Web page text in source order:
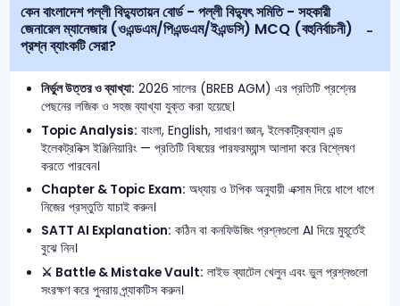
কেন বাংলাদেশ পল্লী বিদ্যুতায়ন বোর্ড - পল্লী বিদ্যুৎ সমিতি - সহকারী
জেনারেল ম্যানেজার (ওএন্ডএম/পিএন্ডএম/ইএন্ডসি) MCQ (বহুনির্বাচনী)
প্রশ্ন ব্যাংকটি সেরা?
নির্ভুল উত্তর ও ব্যাখ্যা: 2026 সালের (BREB AGM) এর প্রতিটি প্রশ্নের
পেছনের লজিক ও সহজ ব্যাখ্যা যুক্ত করা হয়েছে।
Topic Analysis: বাংলা, English, সাধারণ জ্ঞান, ইলেকট্রিক্যাল এন্ড
ইলেকট্রনিক্স ইঞ্জিনিয়ারিং — প্রতিটি বিষয়ের পারফরম্যান্স আলাদা করে বিশ্লেষণ
করতে পারবেন।
Chapter & Topic Exam: অধ্যায় ও টপিক অনুযায়ী এক্সাম দিয়ে ধাপে ধাপে
নিজের প্রস্তুতি যাচাই করুন।
SATT AI Explanation: কঠিন বা কনফিউজিং প্রশ্নগুলো AI দিয়ে মুহূর্তেই
বুঝে নিন।
⚔️ Battle & Mistake Vault: লাইভ ব্যাটেল খেলুন এবং ভুল প্রশ্নগুলো
সংরক্ষণ করে পুনরায় প্র্যাকটিস করুন।